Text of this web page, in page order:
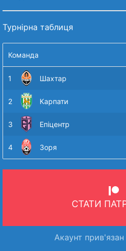
Турнірна таблиця
Команда
1 Шахтар
2 Карпати
3 Епіцентр
4 Зоря
СТАТИ
Акаунт прив'язан |